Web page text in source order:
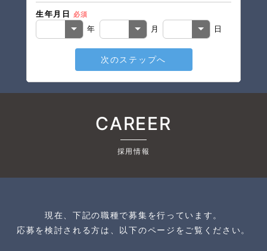
生年月日 必須
年 月 日
次のステップへ
CAREER
採用情報
現在、下記の職種で募集を行っています。
応募を検討される方は、以下のページをご覧ください。